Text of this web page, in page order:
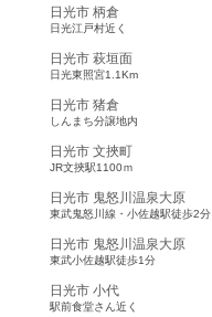
日光市 柄倉
日光江戸村近く
日光市 萩垣面
日光東照宮1.1Km
日光市 猪倉
しんまち分譲地内
日光市 文挾町
JR文挾駅1100ｍ
日光市 鬼怒川温泉大原
東武鬼怒川線・小佐越駅徒歩2分
日光市 鬼怒川温泉大原
東武小佐越駅徒歩1分
日光市 小代
駅前食堂さん近く